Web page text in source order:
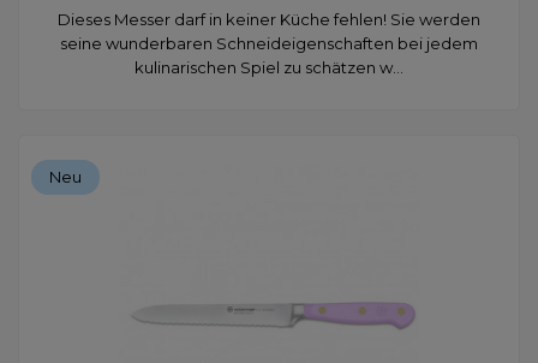
​Dieses Messer darf in keiner Küche fehlen! Sie werden
seine wunderbaren Schneideigenschaften bei jedem
kulinarischen Spiel zu schätzen w...
Neu